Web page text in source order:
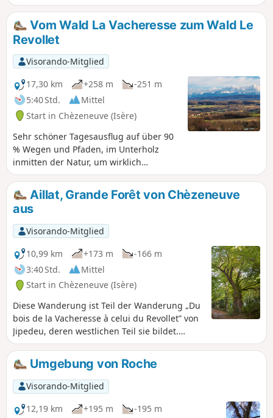
Vom Wald La Vacheresse zum Wald Le
Revollet
Visorando-Mitglied
17,30 km
+258 m
-251 m
5:40 Std.
Mittel
Start in Chèzeneuve (Isère)
Sehr schöner Tagesausflug auf über 90
% Wegen und Pfaden, im Unterholz
inmitten der Natur, um wirklich
durchzuatmen, nicht weit von Bourgoin-
Jallieu und Lyon entfernt.
Aillat, Grande Forêt von Chèzeneuve
aus
Visorando-Mitglied
10,99 km
+173 m
-166 m
3:40 Std.
Mittel
Start in Chèzeneuve (Isère)
Diese Wanderung ist Teil der Wanderung „Du
bois de la Vacheresse à celui du Revollet” von
Jipedeu, deren westlichen Teil sie bildet.
Angenehmer Wechsel zwischen Wald,
Lichtungen und Feldern. Wenige Straßen und
viele saubere und gut gepflegte Wege, die zu
jeder Jahreszeit sehr angenehm sind.
Umgebung von Roche
Visorando-Mitglied
12,19 km
+195 m
-195 m